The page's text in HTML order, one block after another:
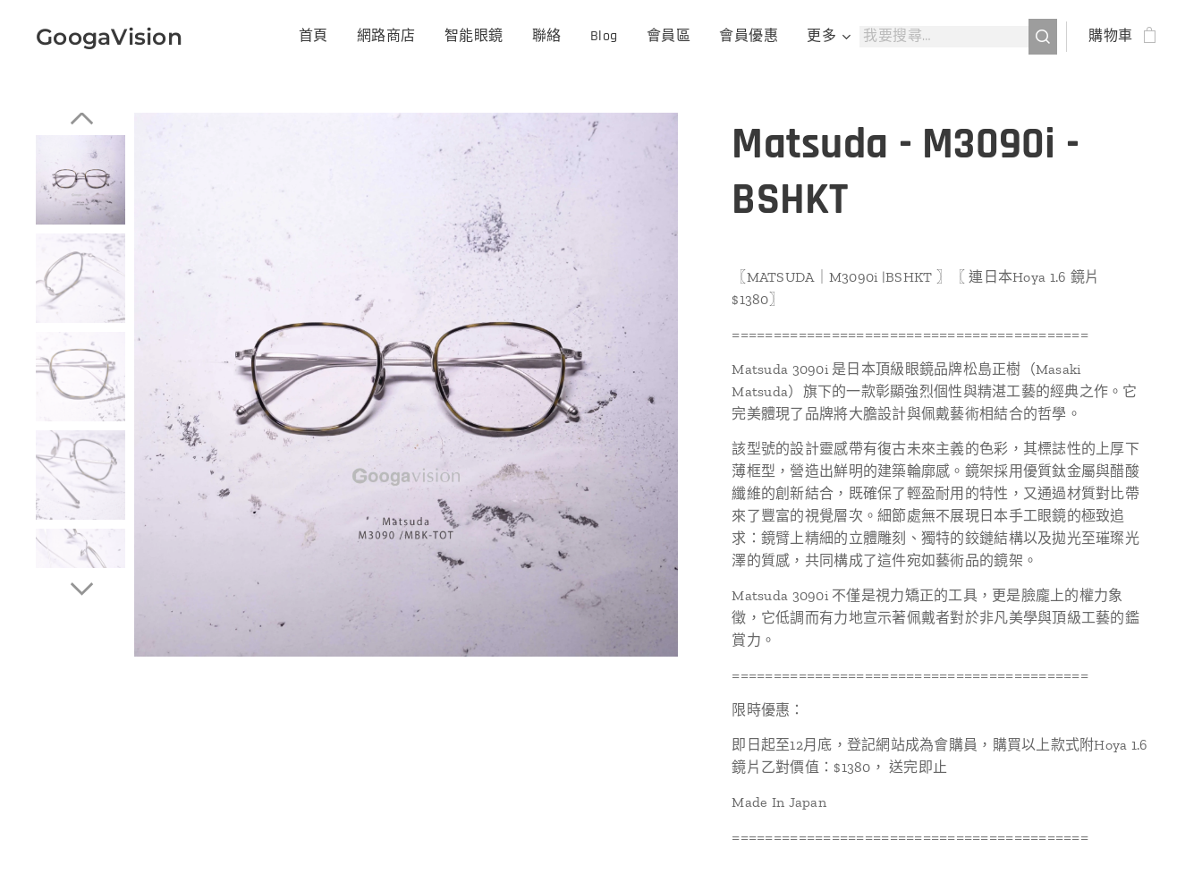
GoogaVision 首頁 網路商店 智能眼鏡 聯絡 Blog 會員區 會員優惠 更多 購物車
Matsuda - M3090i -
BSHKT
〖MATSUDA｜M3090i |BSHKT 〗〖 連日本Hoya 1.6 鏡片
$1380〗
===========================================
Matsuda 3090i 是日本頂級眼鏡品牌松島正樹（Masaki
Matsuda）旗下的一款彰顯強烈個性與精湛工藝的經典之作。它
完美體現了品牌將大膽設計與佩戴藝術相結合的哲學。
該型號的設計靈感帶有復古未來主義的色彩，其標誌性的上厚下
薄框型，營造出鮮明的建築輪廓感。鏡架採用優質鈦金屬與醋酸
纖維的創新結合，既確保了輕盈耐用的特性，又通過材質對比帶
來了豐富的視覺層次。細節處無不展現日本手工眼鏡的極致追
求：鏡臂上精細的立體雕刻、獨特的鉸鏈結構以及拋光至璀璨光
澤的質感，共同構成了這件宛如藝術品的鏡架。
Matsuda 3090i 不僅是視力矯正的工具，更是臉龐上的權力象
徵，它低調而有力地宣示著佩戴者對於非凡美學與頂級工藝的鑑
賞力。
===========================================
限時優惠：
即日起至12月底，登記網站成為會購員，購買以上款式附Hoya 1.6
鏡片乙對價值：$1380， 送完即止
Made In Japan
===========================================